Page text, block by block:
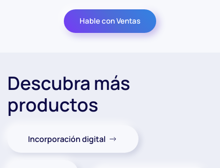
Hable con Ventas
Descubra más
productos
Incorporación digital